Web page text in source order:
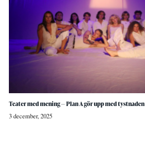
Teater med mening — Plan A gör upp med tystnaden
3 december, 2025